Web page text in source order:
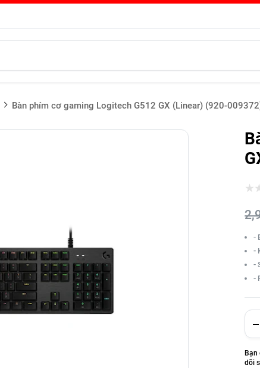
Bàn phím cơ gaming Logitech G512 GX (Linear) (920-
-
-
-
-
Bạn
dõi